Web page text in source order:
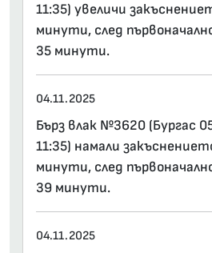
11:35) увеличи
минути, след
35 минути.
04.11.2025
Бърз влак №3620 (Бургас
11:35) намали
минути, след
39 минути.
04.11.2025